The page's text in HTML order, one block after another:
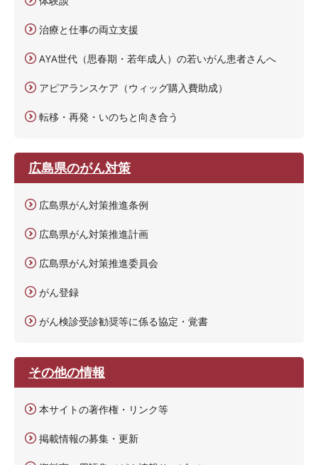
治療と仕事の両立支援
AYA世代（思春期・若年成人）の若いがん患者さんへ
アピアランスケア（ウィッグ購入費助成）
転移・再発・いのちと向き合う
広島県のがん対策
広島県がん対策推進条例
広島県がん対策推進計画
広島県がん対策推進委員会
がん登録
がん検診受診勧奨等に係る協定・覚書
その他の情報
本サイトの著作権・リンク等
掲載情報の募集・更新